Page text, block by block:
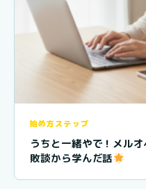
始め方ステップ
うちと一緒やで！メル
敗談から学んだ話